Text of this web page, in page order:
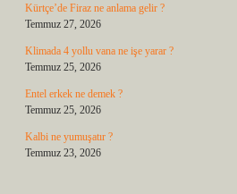
Kürtçe’de Firaz ne anlama gelir ?
Temmuz 27, 2026
Klimada 4 yollu vana ne işe yarar ?
Temmuz 25, 2026
Entel erkek ne demek ?
Temmuz 25, 2026
Kalbi ne yumuşatır ?
Temmuz 23, 2026